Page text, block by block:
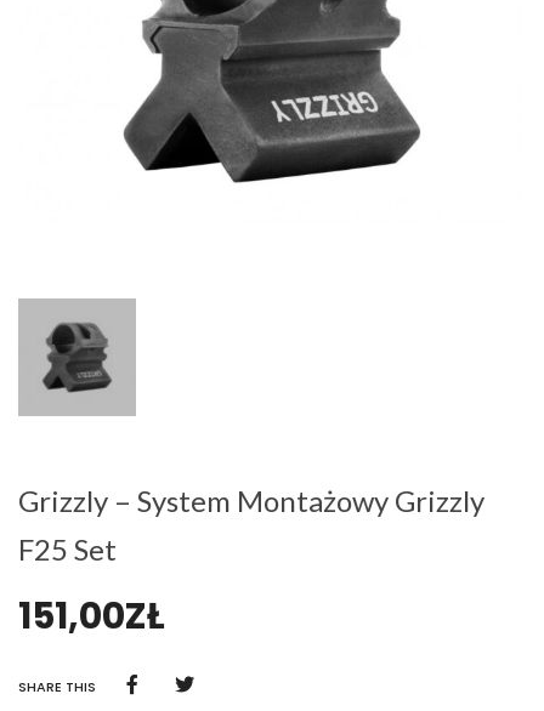
Grizzly – System Montażowy Grizzly
F25 Set
151,00ZŁ
SHARE THIS